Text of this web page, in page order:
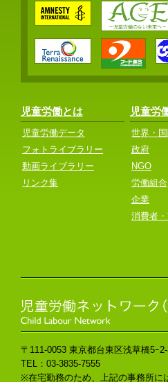
児童労働とは
児童労働データ
フォトライブラリー
動画ライブラリー
リンク集
児童労
世界・
政府
NGO
労働組合
企業
消費者
〒111-0053 東京都台東区浅草橋5ｰ
TEL：03-3835-7555
※在宅勤務のため、上記の事務所に